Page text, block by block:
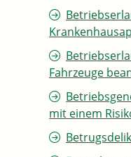
Fahrzeuge
mit einem